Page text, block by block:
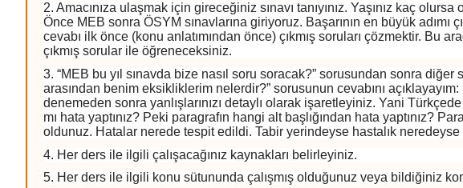
2. Amacınıza ulaşmak için gireceğiniz sınavı tanıyınız. Yaşınız kaç
Önce MEB sonra ÖSYM sınavlarına giriyoruz. Başarının en büyük adımı
cevabı ilk önce (konu anlatımından önce) çıkmış soruları çözmektir. Bu
çıkmış sorular ile öğreneceksiniz.
3. “MEB bu yıl sınavda bize nasıl soru soracak?” sorusundan sonra
arasından benim eksikliklerim nelerdir?” sorusunun cevabını
denemeden sonra yanlışlarınızı detaylı olarak işaretleyiniz. Yani
mı hata yaptınız? Peki paragrafın hangi alt başlığından hata yaptınız?
oldunuz. Hatalar nerede tespit edildi. Tabir yerindeyse hastalık
4. Her ders ile ilgili çalışacağınız kaynakları belirleyiniz.
5. Her ders ile ilgili konu sütununda çalışmış olduğunuz veya bildiğiniz